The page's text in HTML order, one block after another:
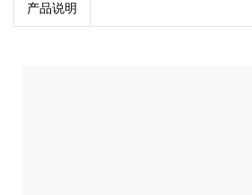
产品说明